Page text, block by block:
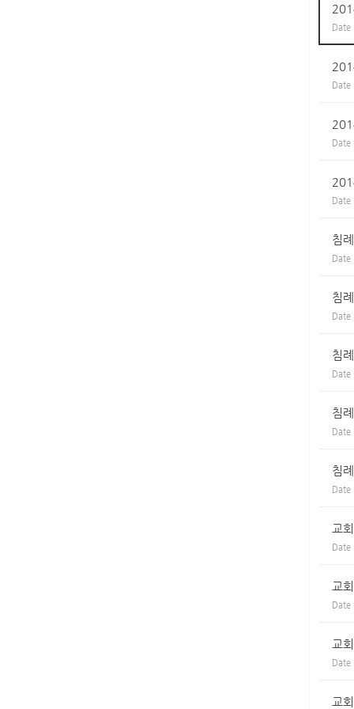
Date
Date
Date
Date
침
Date
침
Date
침
Date
침
Date
침
Date
교
Date
교
Date
교
Date
교